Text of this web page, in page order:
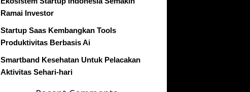
Ramai Investor
Startup Saas Kembangkan Tools
Produktivitas Berbasis Ai
Smartband Kesehatan Untuk Pelacakan
Aktivitas Sehari-hari